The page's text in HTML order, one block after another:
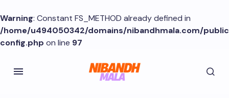
Warning: Constant FS_METHOD already defined in
/home/u494050342/domains/nibandhmala.com/
config.php on line 97